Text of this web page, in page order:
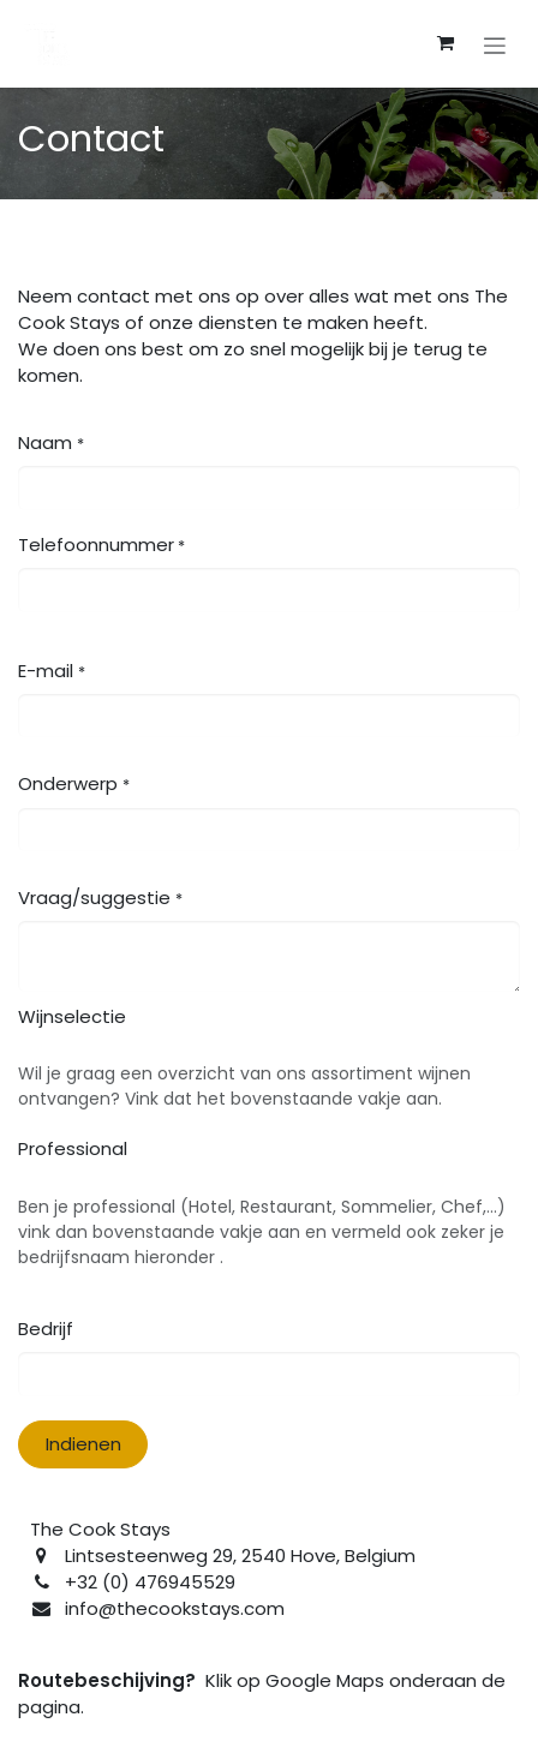
Contact
Neem contact met ons op over alles wat met ons The
Cook Stays of onze diensten te maken heeft.
We doen ons best om zo snel mogelijk bij je terug te
komen.
Naam *
Telefoonnummer *
E-mail *
Onderwerp *
Vraag/suggestie *
Wijnselectie
Wil je graag een overzicht van ons assortiment wijnen
ontvangen? Vink dat het bovenstaande vakje aan.
Professional
Ben je professional (Hotel, Restaurant, Sommelier, Chef,...)
vink dan bovenstaande vakje aan en vermeld ook zeker je
bedrijfsnaam hieronder .
Bedrijf
Indienen
The Cook Stays
Lintsesteenweg 29, 2540 Hove, Belgium
+32 (0) 476945529
info@thecookstays.com
Routebeschijving? Klik op Google Maps onderaan de
pagina.